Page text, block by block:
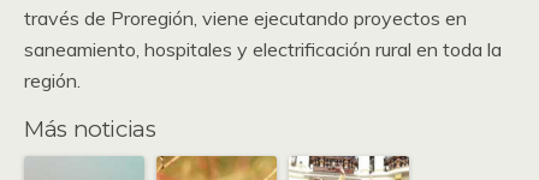
través de Proregión, viene ejecutando proyectos en
saneamiento, hospitales y electrificación rural en toda la
región.
Más noticias